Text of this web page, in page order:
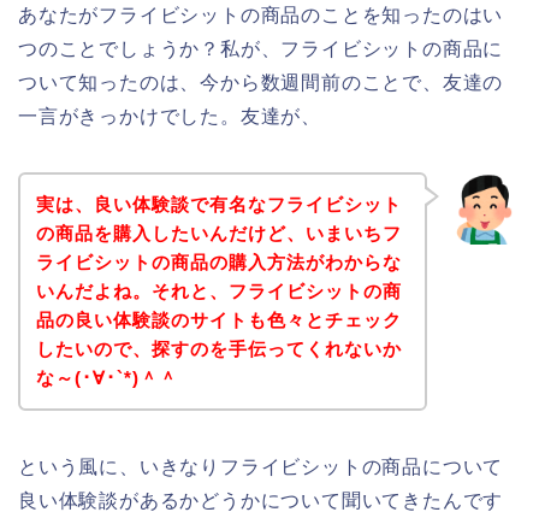
あなたがフライビシットの商品のことを知ったのはい
つのことでしょうか？私が、フライビシットの商品に
ついて知ったのは、今から数週間前のことで、友達の
一言がきっかけでした。友達が、
実は、良い体験談で有名なフライビシット
の商品を購入したいんだけど、いまいちフ
ライビシットの商品の購入方法がわからな
いんだよね。それと、フライビシットの商
品の良い体験談のサイトも色々とチェック
したいので、探すのを手伝ってくれないか
な～(･∀･`*)＾＾
という風に、いきなりフライビシットの商品について
良い体験談があるかどうかについて聞いてきたんです